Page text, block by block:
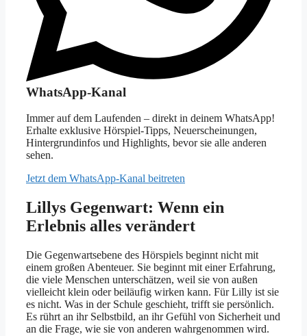
WhatsApp-Kanal
Immer auf dem Laufenden – direkt in deinem WhatsApp!
Erhalte exklusive Hörspiel-Tipps, Neuerscheinungen,
Hintergrundinfos und Highlights, bevor sie alle anderen
sehen.
Jetzt dem WhatsApp-Kanal beitreten
Lillys Gegenwart: Wenn ein
Erlebnis alles verändert
Die Gegenwartsebene des Hörspiels beginnt nicht mit
einem großen Abenteuer. Sie beginnt mit einer Erfahrung,
die viele Menschen unterschätzen, weil sie von außen
vielleicht klein oder beiläufig wirken kann. Für Lilly ist sie
es nicht. Was in der Schule geschieht, trifft sie persönlich.
Es rührt an ihr Selbstbild, an ihr Gefühl von Sicherheit und
an die Frage, wie sie von anderen wahrgenommen wird.